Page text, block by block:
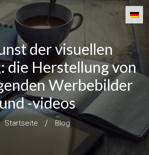
der visuellen
die Herstellung von
Werbebilder
-videos
Startseite Blog